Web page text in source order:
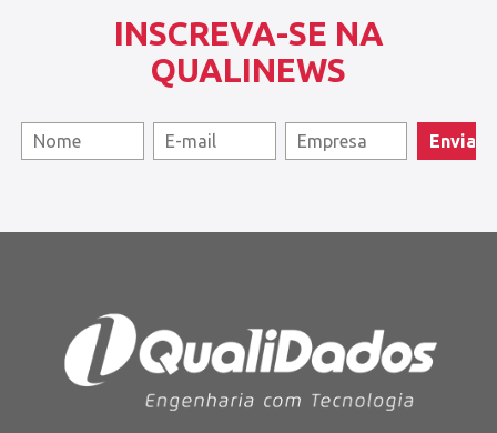
INSCREVA-SE NA
QUALINEWS